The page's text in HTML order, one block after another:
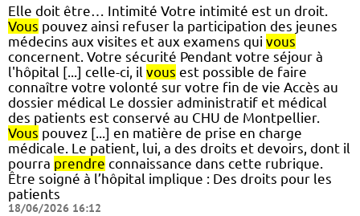
Elle doit être… Intimité Votre intimité est un droit.
Vous pouvez ainsi refuser la participation des jeunes
médecins aux visites et aux examens qui vous
concernent. Votre sécurité Pendant votre séjour à
l'hôpital [...] celle-ci, il vous est possible de faire
connaître votre volonté sur votre fin de vie Accès au
dossier médical Le dossier administratif et médical
des patients est conservé au CHU de Montpellier.
Vous pouvez [...] en matière de prise en charge
médicale. Le patient, lui, a des droits et devoirs, dont il
pourra prendre connaissance dans cette rubrique.
Être soigné à l’hôpital implique : Des droits pour les
patients
18/06/2026 16:12